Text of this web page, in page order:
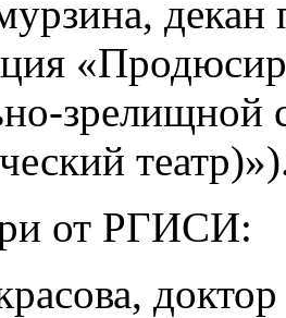
декан
зрелищной
от РГИСИ:
доктор